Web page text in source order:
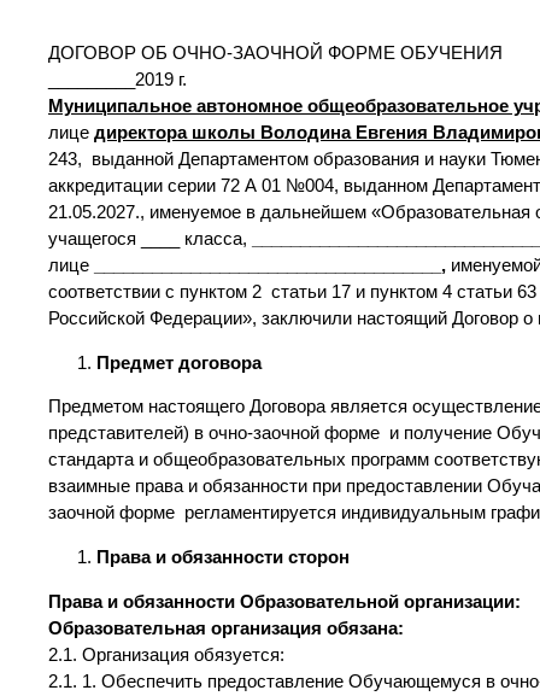
ДОГОВОР ОБ ОЧНО-ЗАОЧНОЙ ФОРМЕ ОБУЧЕНИЯ
Муниципальное автономное общеобразовательное
лице директора школы Володина Евгения
243, выданной Департаментом образования и науки
аккредитации серии 72 А 01 №004, выданном
21.05.2027., именуемое в дальнейшем «Образовательная
учащегося ____ класса,
лице
____________________________________,
соответствии с пунктом 2 статьи 17 и пунктом 4
Российской Федерации», заключили настоящий Договор
Предмет договора
Предметом настоящего Договора является
представителей) в очно-заочной форме и получение
стандарта и общеобразовательных программ
взаимные права и обязанности при предоставлении
заочной форме регламентируется индивидуальным
Права и обязанности сторон
Права и обязанности Образовательной организации:
Образовательная организация обязана:
2.1. Организация обязуется:
2.1. 1. Обеспечить предоставление Обучающемуся в